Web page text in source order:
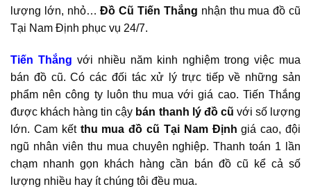
lượng lớn, nhỏ…Đồ Cũ Tiến Thắng nhận thu mua đồ cũ
Tại Nam Định phục vụ 24/7.
Tiến Thắng với nhiều năm kinh nghiệm trong việc mua
bán đồ cũ. Có các đối tác xử lý trực tiếp về những sản
phẩm nên công ty luôn thu mua với giá cao. Tiến Thắng
được khách hàng tin cậy bán thanh lý đồ cũ với số lượng
lớn. Cam kết thu mua đồ cũ Tại Nam Địnhgiá cao, đội
ngũ nhân viên thu mua chuyên nghiệp. Thanh toán 1 lần
chạm nhanh gọn khách hàng cần bán đồ cũ kể cả số
lượng nhiều hay ít chúng tôi đều mua.